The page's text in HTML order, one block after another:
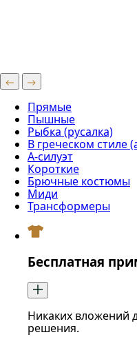
Прямые
Пышные
Рыбка (русалка)
В греческом стиле
А-силуэт
Короткие
Брючные костюмы
Миди
Трансформеры
Бесплатная
Никаких вложений
решения.